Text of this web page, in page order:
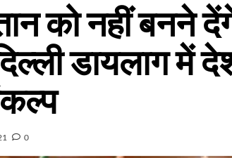
को नहीं बनने
डायलाग में
0